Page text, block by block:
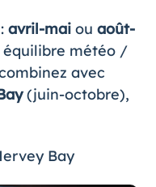
avril-maiou août-
météo /
avec
(juin-octobre),
Bay